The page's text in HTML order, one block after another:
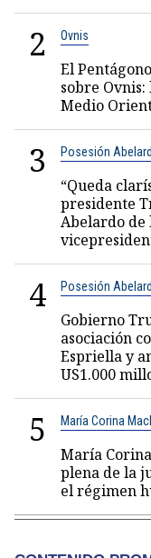
2 Ovnis
El
sobre
Medio
3 Posesión
“Queda
presidente
Abelardo de
4 Posesión
Gobierno
asociación
Espriella y
US1.000
5 María Corina
María
plena de la
el régimen